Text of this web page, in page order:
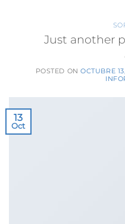
Just another
POSTED ONOCTUBRE
13
Oct